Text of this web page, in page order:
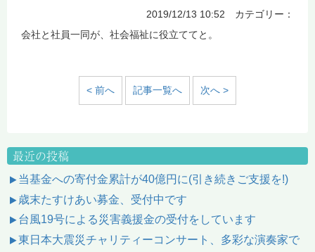
2019/12/13 10:52 カテゴリー：
会社と社員一同が、社会福祉に役立ててと。
< 前へ 記事一覧へ 次へ >
最近の投稿
当基金への寄付金累計が40億円に(引き続きご支援を!)
歳末たすけあい募金、受付中です
台風19号による災害義援金の受付をしています
東日本大震災チャリティーコンサート、多彩な演奏家で